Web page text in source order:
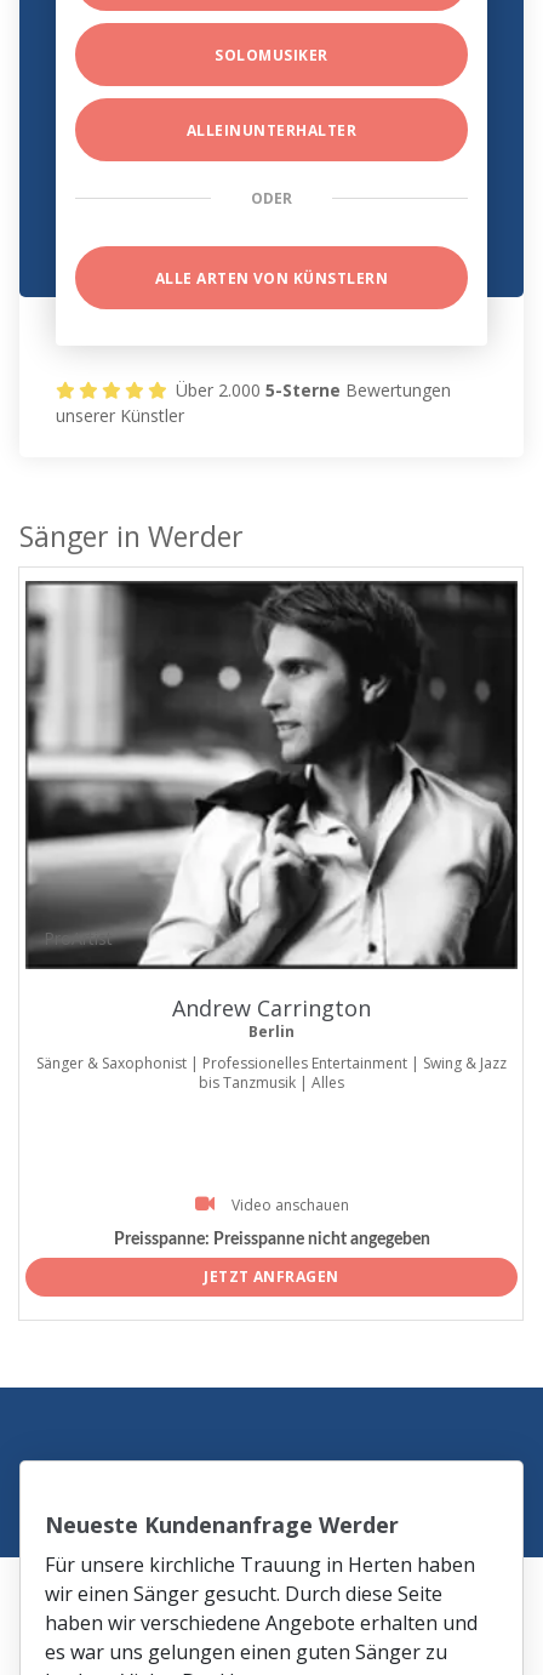
SOLOMUSIKER
ALLEINUNTERHALTER
ODER
ALLE ARTEN VON KÜNSTLERN
Über 2.0005-Sterne Bewertungen
unserer Künstler
Sänger in Werder
ProArtist
Andrew Carrington
Berlin
Sänger & Saxophonist | Professionelles Entertainment | Swing & Jazz
bis Tanzmusik | Alles
Video anschauen
Preisspanne: Preisspanne nicht angegeben
JETZT ANFRAGEN
Neueste Kundenanfrage Werder
Für unsere kirchliche Trauung in Herten haben
wir einen Sänger gesucht. Durch diese Seite
haben wir verschiedene Angebote erhalten und
es war uns gelungen einen guten Sänger zu